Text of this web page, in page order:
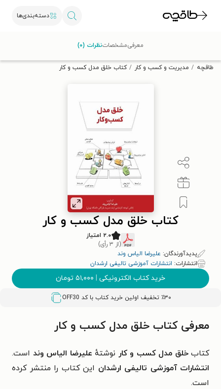
دسته‌بندی‌ها
تخفیف از طاقچه دریافت کن.
طاقچه مدیریت و کسب و کار کتاب خلق مدل کسب و کار
کتاب خلق مدل کسب و کار
۲.۰ امتیاز
(از ۳ رأی)
پدیدآورندگان: علیرضا الیاس وند
انتشارات: انتشارات آموزشی تالیفی ارشدان
خرید کتاب الکترونیکی | ۵۱,۰۰۰ تومان
٪۳۰ تخفیف اولین خرید کتاب با کد OFF30
معرفیمشخصاتنظرات (۰)
معرفی کتاب خلق مدل کسب و کار
کتابخلق مدل کسب و کار نوشتهٔ علیرضا الیاس وند است.
انتشارات آموزشی تالیفی ارشدان این کتاب را منتشر کرده
است.